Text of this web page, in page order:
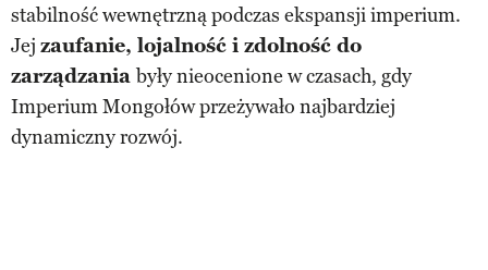
stabilność wewnętrzną podczas ekspansji imperium.
Jej zaufanie, lojalność i zdolność do
zarządzania były nieocenione w czasach, gdy
Imperium Mongołów przeżywało najbardziej
dynamiczny rozwój.